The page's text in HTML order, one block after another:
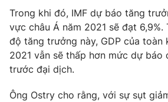
Liên hệ tòa soạn English
THỜI BÁO VTV
Trong khi đó, IMF dự báo tăng
vực châu Á năm 2021 sẽ đạt 6,9%.
độ tăng trưởng này, GDP của toàn
2021 vẫn sẽ thấp hơn mức dự báo
trước đại dịch.
Ông Ostry cho rằng, với sự sụt